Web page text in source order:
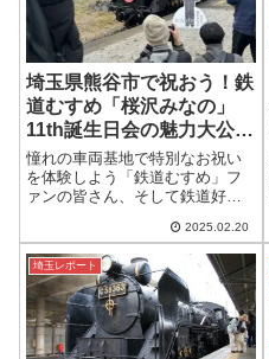
埼玉県熊谷市で祝おう！鉄
道むすめ「桜沢みなの」
11th誕生日会の魅力大公開
ワクワク体験レポ
憧れの車両基地で特別なお祝い
を体験しよう「鉄道むすめ」フ
ァンの皆さん、そして鉄道好き
ントが登場です！2025年3月22日
(土)に、普段は関係者以外立ち入
り禁止の「広瀬川原車両基地」
にて、鉄...
2025.02.20
埼玉レポート